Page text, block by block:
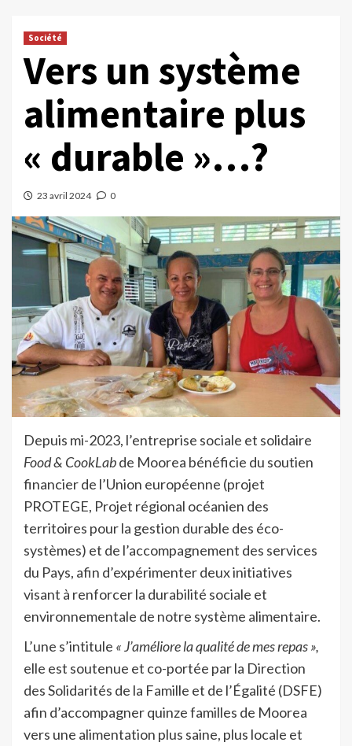
Société
Vers un système
alimentaire plus
« durable »…?
23 avril 2024 0
Depuis mi-2023, l’entreprise sociale et solidaire
Food & CookLabde Moorea bénéficie du soutien
financier de l’Union européenne (projet
PROTEGE, Projet régional océanien des
territoires pour la gestion durable des éco-
systèmes) et de l’accompagnement des services
du Pays, afin d’expérimenter deux initiatives
visant à renforcer la durabilité sociale et
environnementale de notre système alimentaire.
L’une s’intitule « J’améliore la qualité de mes repas »,
elle est soutenue et co-portée par la Direction
des Solidarités de la Famille et de l’Égalité (DSFE)
afin d’accompagner quinze familles de Moorea
vers une alimentation plus saine, plus locale et